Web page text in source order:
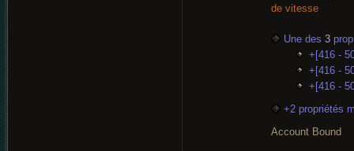
de vitesse
Une des 3
+[416 -
+[416 -
+[416 -
+2 propriétés
Account Bound